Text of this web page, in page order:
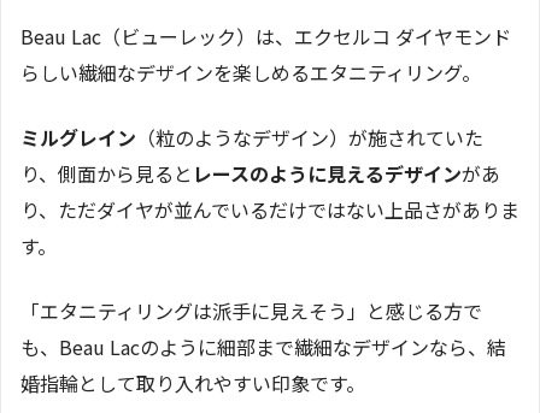
Beau Lac（ビューレック）は、エクセルコ ダイヤモンド
らしい繊細なデザインを楽しめるエタニティリング。
ミルグレイン （粒のようなデザイン）が施されていた
り、側面から見ると レースのように見えるデザインがあ
り、ただダイヤが並んでいるだけではない上品さがありま
す。
「エタニティリングは派手に見えそう」と感じる方で
も、Beau Lacのように細部まで繊細なデザインなら、結
婚指輪として取り入れやすい印象です。